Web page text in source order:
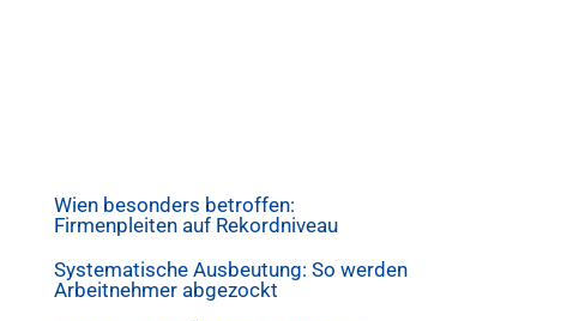
Wien besonders betroffen:
Firmenpleiten auf Rekordniveau
Systematische Ausbeutung: So werden
Arbeitnehmer abgezockt